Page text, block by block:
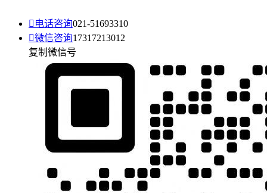
 电话咨询021-51693310
微信咨询17317213012
复制微信号